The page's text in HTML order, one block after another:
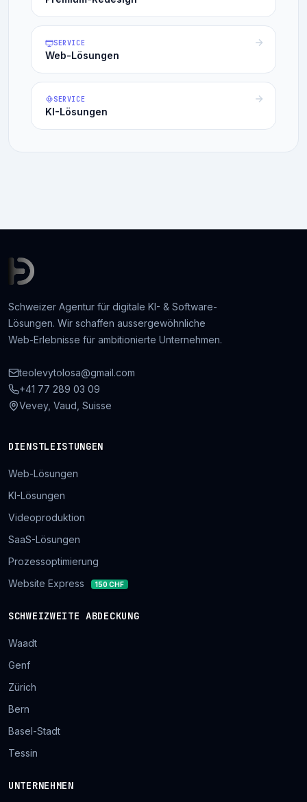
SERVICE
Web-Lösungen
SERVICE
KI-Lösungen
Schweizer Agentur für digitale KI- & Software-
Lösungen. Wir schaffen aussergewöhnliche
Web-Erlebnisse für ambitionierte Unternehmen.
teolevytolosa@gmail.com
+41 77 289 03 09
Vevey, Vaud, Suisse
DIENSTLEISTUNGEN
Web-Lösungen
KI-Lösungen
Videoproduktion
SaaS-Lösungen
Prozessoptimierung
Website Express
150 CHF
SCHWEIZWEITE ABDECKUNG
Waadt
Genf
Zürich
Bern
Basel-Stadt
Tessin
UNTERNEHMEN